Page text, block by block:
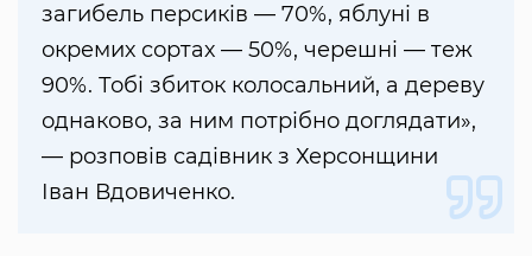
загибель персиків — 70%, яблуні в
окремих сортах — 50%, черешні — теж
90%. Тобі збиток колосальний, а дереву
однаково, за ним потрібно доглядати»,
— розповів садівник з Херсонщини
Іван Вдовиченко.